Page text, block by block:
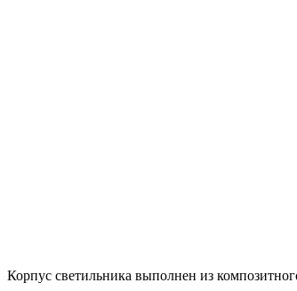
Корпус светильника выполнен из